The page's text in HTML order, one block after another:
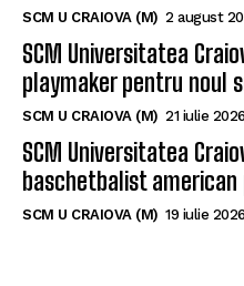
SCM U CRAIOVA (M) 2 august
SCM Universitatea
playmaker pentru noul
SCM U CRAIOVA (M) 21 iulie 2026
SCM Universitatea
baschetbalist
SCM U CRAIOVA (M) 19 iulie 2026